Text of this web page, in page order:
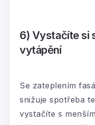
6) Vystačíte si
vytápění
Se zateplením
snižuje spotřeba
vystačíte s